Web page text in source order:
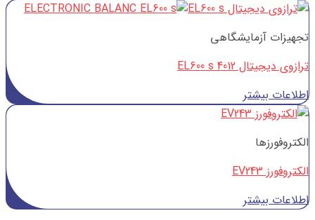
تجهیزات آزمایشگاهی
ترازوی دیجیتال EL600 s 4012
اطلاعات بیشتر
الکتروفورزها
الکتروفورز EV243
اطلاعات بیشتر